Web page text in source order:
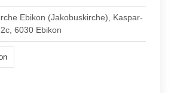
Ebikon (Jakobuskirche), Kaspar-
6030 Ebikon